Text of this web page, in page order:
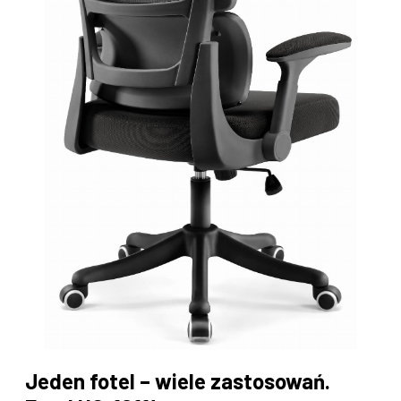
Jeden fotel – wiele zastosowań.